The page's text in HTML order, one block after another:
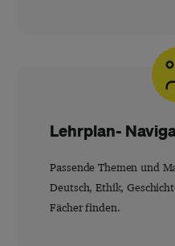
Lehrplan-
Passende Themen und
Deutsch, Ethik,
Fächer finden.